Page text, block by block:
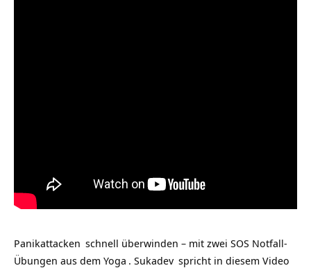
Panikattacken schnell überwinden – mit zwei SOS Notfall-
Übungen aus dem Yoga . Sukadev spricht in diesem Video